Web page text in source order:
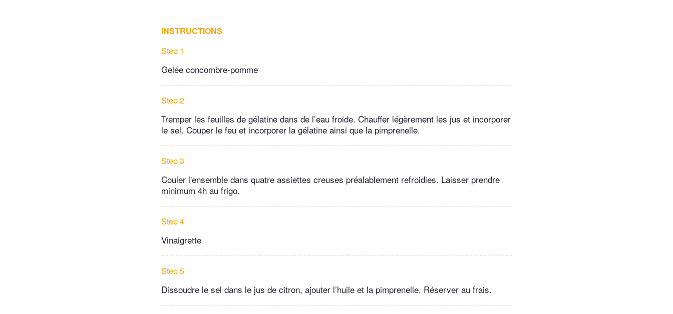
INSTRUCTIONS
Step 1
Gelée concombre-pomme
Step 2
Tremper les feuilles de gélatine dans de l’eau froide. Chauffer légèrement les jus et incorporer
le sel. Couper le feu et incorporer la gélatine ainsi que la pimprenelle.
Step 3
Couler l'ensemble dans quatre assiettes creuses préalablement refroidies. Laisser prendre
minimum 4h au frigo.
Step 4
Vinaigrette
Step 5
Dissoudre le sel dans le jus de citron, ajouter l’huile et la pimprenelle. Réserver au frais.